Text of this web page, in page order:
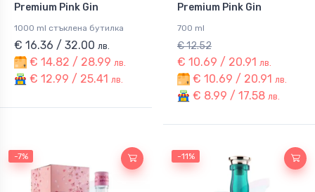
Premium Pink Gin
1000 ml стъклена бутилка
€ 16.36 / 32.00 лв.
€ 14.82 / 28.99 лв.
€ 12.99 / 25.41 лв.
Premium Pink Gin
700 ml
€ 12.52
€ 10.69 / 20.91 лв.
€ 10.69 / 20.91 лв.
€ 8.99 / 17.58 лв.
-7% -11%